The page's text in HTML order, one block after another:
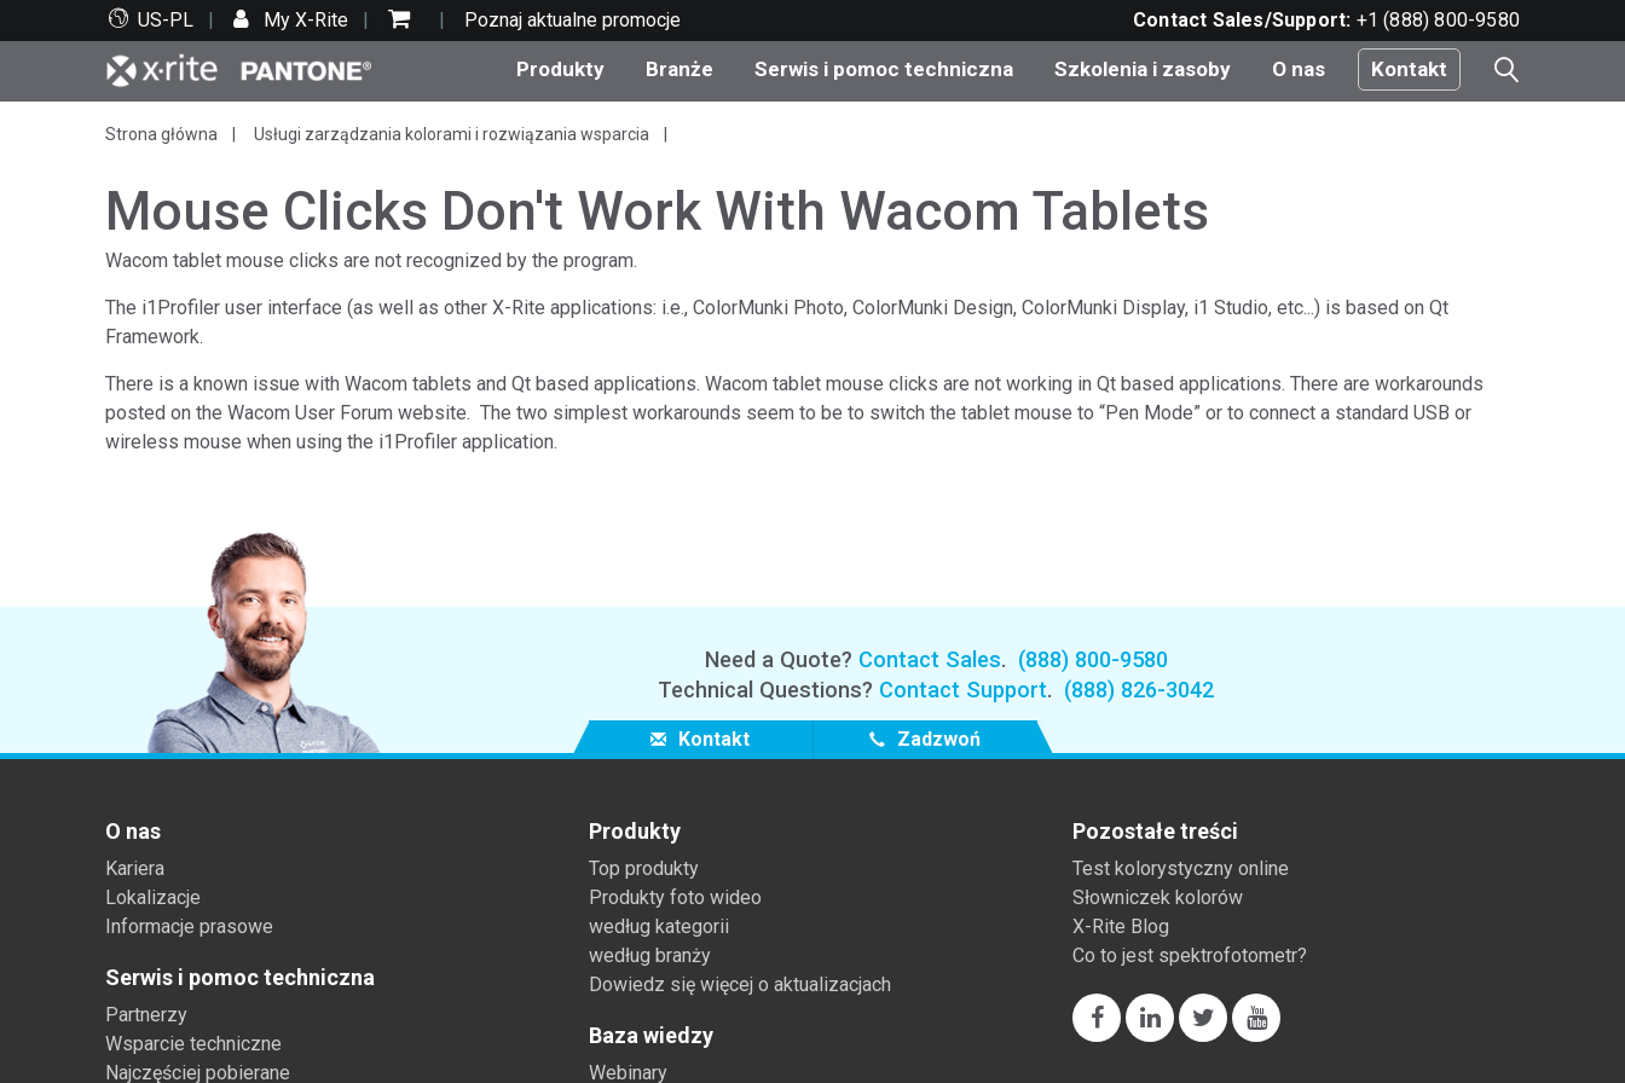
US-PL My X-Rite Poznaj aktualne promocje Contact Sales/Support: +1 (888) 800-9580
Produkty
Top produkty Kategorie produktów
aktualizacje
Sklep internetowy
Branże
Druk i opakowania
Motoryzacja
Tworzywa sztuczne
Farby i powłoki
Food Color Measurement
Materiały budowlane
Dobra trwałe
Serwis i pomoc techniczna
Wsparcie techniczne Serwis i utrzymanie
Szkolenia i zasoby
Zasoby edukacyjne Szkolenie
Najpopularniejsze pliki do
pobrania
Inne zasoby
O nas Kontakt
Strona główna Usługi zarządzania kolorami i rozwiązania wsparcia
Mouse Clicks Don't Work With Wacom Tablets
Wacom tablet mouse clicks are not recognized by the program.
The i1Profiler user interface (as well as other X-Rite applications: i.e., ColorMunki Photo, ColorMunki Design, ColorMunki Display, i1 Studio, etc...) is based on Qt
Framework.
There is a known issue with Wacom tablets and Qt based applications. Wacom tablet mouse clicks are not working in Qt based applications. There are workarounds
posted on the Wacom User Forum website. The two simplest workarounds seem to be to switch the tablet mouse to “Pen Mode” or to connect a standard USB or
wireless mouse when using the i1Profiler application.
Need a Quote? Contact Sales. (888) 800-9580
Technical Questions? Contact Support. (888) 826-3042
Kontakt Zadzwoń
O nas
Kariera
Lokalizacje
Informacje prasowe
Serwis i pomoc techniczna
Partnerzy
Wsparcie techniczne
Najczęściej pobierane
Produkty
Top produkty
Produkty foto wideo
według kategorii
według branży
Dowiedz się więcej o aktualizacjach
Baza wiedzy
Webinary
Pozostałe treści
Test kolorystyczny online
Słowniczek kolorów
X-Rite Blog
Co to jest spektrofotometr?